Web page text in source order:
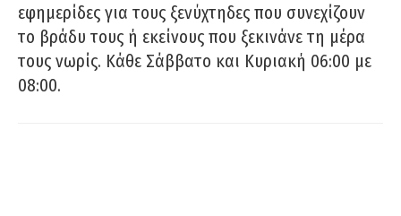
εφημερίδες για τους ξενύχτηδες που συνεχίζουν
το βράδυ τους ή εκείνους που ξεκινάνε τη μέρα
τους νωρίς. Κάθε Σάββατο και Κυριακή 06:00 με
08:00.